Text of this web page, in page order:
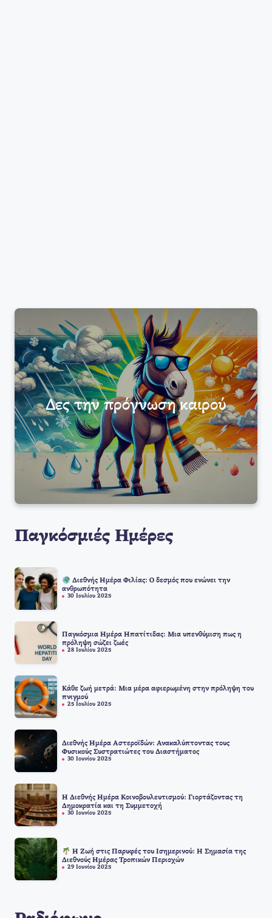
Δες την πρόγνωση καιρού
Παγκόσμιές Ημέρες
Διεθνής Ημέρα Φιλίας: Ο δεσμός που ενώνει την
ανθρωπότητα
30 Ιουλίου 2025
Παγκόσμια Ημέρα Ηπατίτιδας: Μια υπενθύμιση πως η
πρόληψη σώζει ζωές
28 Ιουλίου 2025
Κάθε ζωή μετρά: Μια μέρα αφιερωμένη στην πρόληψη του
πνιγμού
25 Ιουλίου 2025
Διεθνής Ημέρα Αστεροϊδών: Ανακαλύπτοντας τους
Φυσικούς Συστρατιώτες του Διαστήματος
30 Ιουνίου 2025
Η Διεθνής Ημέρα Κοινοβουλευτισμού: Γιορτάζοντας τη
Δημοκρατία και τη Συμμετοχή
30 Ιουνίου 2025
Η Ζωή στις Παρυφές του Ισημερινού: Η Σημασία της
Διεθνούς Ημέρας Τροπικών Περιοχών
29 Ιουνίου 2025